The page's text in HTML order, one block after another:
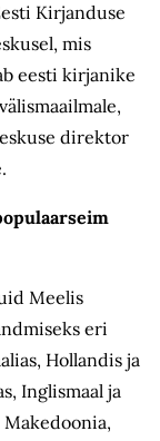
Kirjanduse
mis
eesti kirjanike
direktor
Meelis
eri
Hollandis ja
Inglismaal ja
Makedoonia,